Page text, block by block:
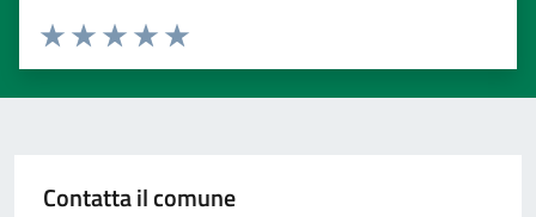
Valuta 5 stelle su 5
Valuta 4 stelle su 5
Valuta 3 stelle su 5
Valuta 2 stelle su 5
Valuta 1 stelle su 5
Contatta il comune